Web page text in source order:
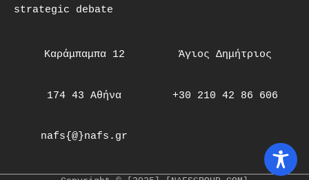
strategic debate
Καράμπαμπα 12 Άγιος Δημήτριος
174 43 Αθήνα +30 210 42 86 606
nafs{@}nafs.gr